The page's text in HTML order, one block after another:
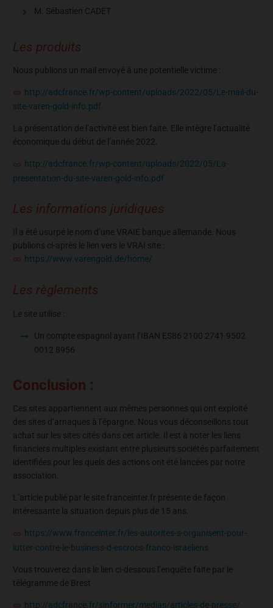
M. Sébastien CADET
Les produits
Nous publions un mail envoyé à une potentielle victime :
http://adcfrance.fr/wp-content/uploads/2022/05/Le-mail-du-
site-varen-gold-info.pdf
La présentation de l’activité est bien faite. Elle intègre l’actualité
économique du début de l’année 2022.
http://adcfrance.fr/wp-content/uploads/2022/05/La-
presentation-du-site-varen-gold-info.pdf
Les informations juridiques
Il a été usurpé le nom d’une VRAIE banque allemande. Nous
publions ci-après le lien vers le VRAI site :
https://www.varengold.de/home/
Les règlements
Le site utilise :
Un compte espagnol ayant l’IBAN ES86 2100 2741 9502
0012 8956
Conclusion :
Ces sites appartiennent aux mêmes personnes qui ont exploité
des sites d’arnaques à l’épargne. Nous vous déconseillons tout
achat sur les sites cités dans cet article. Il est à noter les liens
financiers multiples existant entre plusieurs sociétés parfaitement
identifiées pour les quels des actions ont été lancées par notre
association.
L’article publié par le site franceinter.fr présente de façon
intéressante la situation depuis plus de 15 ans.
https://www.franceinter.fr/les-autorites-s-organisent-pour-
lutter-contre-le-business-d-escrocs-franco-israeliens
Vous trouverez dans le lien ci-dessous l’enquête faite par le
télégramme de Brest
http://adcfrance.fr/sinformer/medias/articles-de-presse/